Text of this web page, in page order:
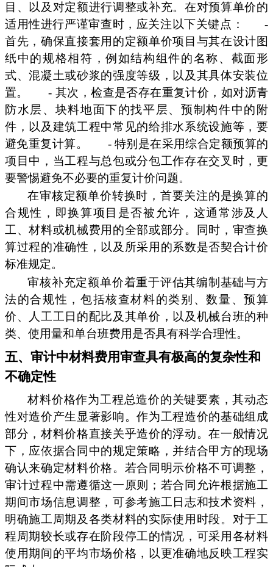
目、以及对定额进行调整或补充。在对预算单价的
适用性进行严谨审查时，应关注以下关键点：
-
首先，确保直接套用的定额单价项目与其在设计图
纸中的规格相符，例如结构组件的名称、截面形
式、混凝土或砂浆的强度等级，以及其具体安装位
置。
- 其次，检查是否存在重复计价，如对沥青
防水层、块料地面下的找平层、预制构件中的附
件，以及建筑工程中常见的给排水系统设施等，要
避免重复计算。
- 特别是在采用综合定额预算的
项目中，当工程与总包或分包工作存在交叉时，更
要警惕避免不必要的重复计价问题。
在审核定额单价转换时，首要关注的是换算的
合规性，即换算项目是否被允许，这通常涉及人
工、材料或机械费用的全部或部分。同时，审查换
算过程的准确性，以及所采用的系数是否契合计价
标准规定。
审核补充定额单价着重于评估其编制基础与方
法的合规性，包括核查材料的类别、数量、预算
价、人工工日的配比及其单价，以及机械台班的种
类、使用量和单台班费用是否具有科学合理性。
五、审计中材料费用审查具有极高的复杂性和
不确定性
材料价格作为工程总造价的关键要素，其动态
性对造价产生显著影响。作为工程造价的基础组成
部分，材料价格直接关乎造价的浮动。在一般情况
下，应依据合同中的规定策略，并结合甲方的现场
确认来确定材料价格。若合同明示价格不可调整，
审计过程中需遵循这一原则；若合同允许根据施工
期间市场信息调整，可参考施工日志和技术资料，
明确施工周期及各类材料的实际使用时段。对于工
程周期较长或存在阶段停工的情况，可采用各材料
使用期间的平均市场价格，以更准确地反映工程实